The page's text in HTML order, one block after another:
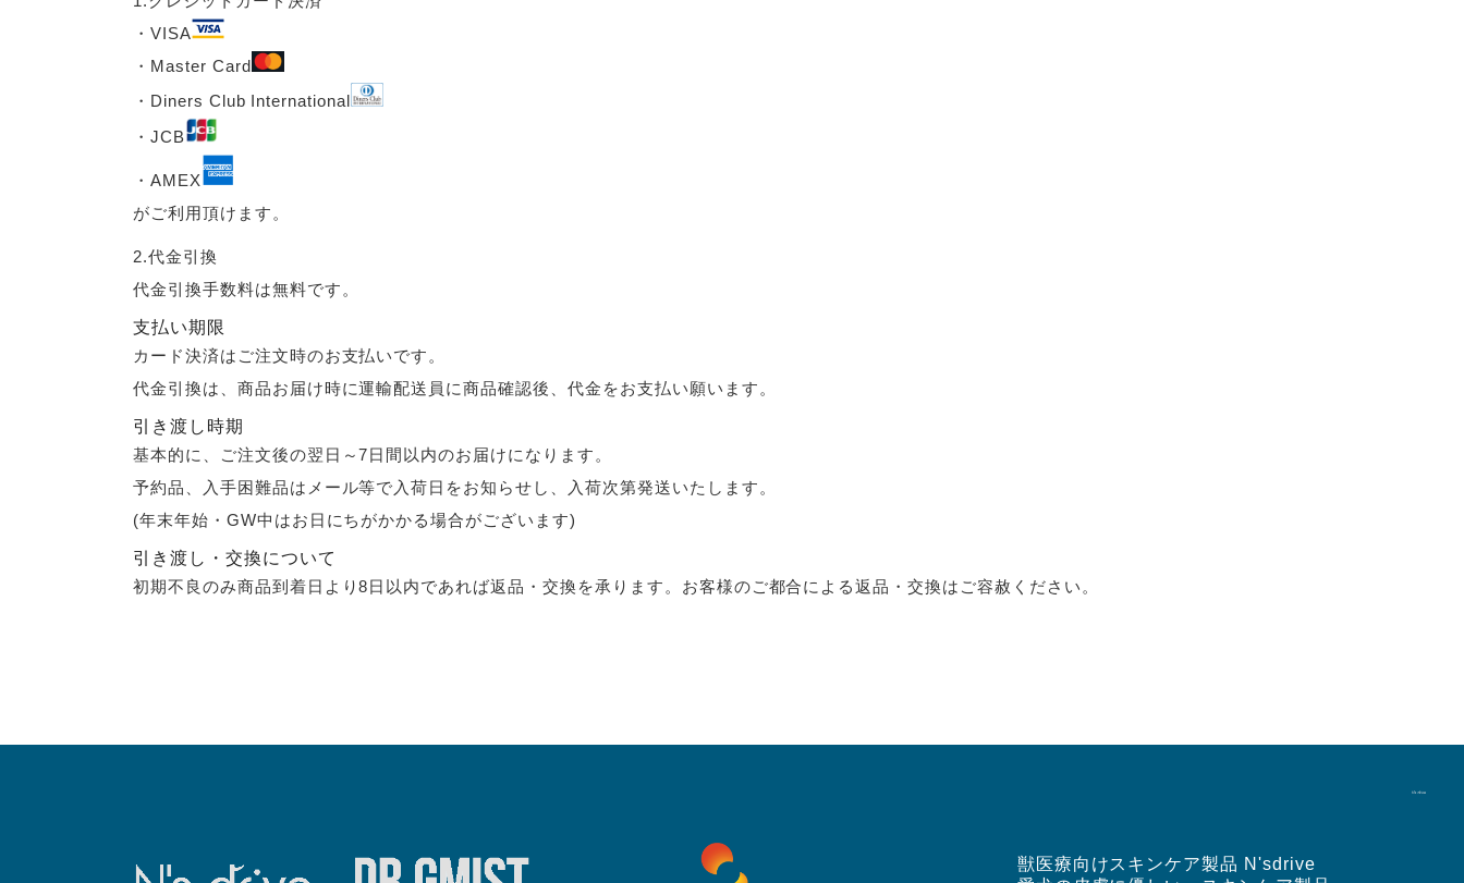
・VISA
・Master Card
・Diners Club International
・JCB
・AMEX
がご利用頂けます。
2.代金引換
代金引換手数料は無料です。
支払い期限
カード決済はご注文時のお支払いです。
代金引換は、商品お届け時に運輸配送員に商品確認後、代金をお支払い願います。
引き渡し時期
基本的に、ご注文後の翌日～7日間以内のお届けになります。
予約品、入手困難品はメール等で入荷日をお知らせし、入荷次第発送いたします。
(年末年始・GW中はお日にちがかかる場合がございます)
引き渡し・交換について
初期不良のみ商品到着日より8日以内であれば返品・交換を承ります。お客様のご都合による返品・交換はご容赦ください。
獣医療向けスキンケア製品 N'sdrive